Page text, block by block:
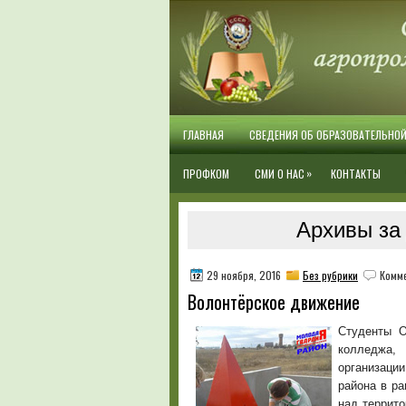
ГЛАВНАЯ СВЕДЕНИЯ ОБ
ПРОФКОМ СМИ О НАС » КОНТАКТЫ
Архивы за
29 ноября, 2016 Без рубрики
Волонтёрское движение
Студенты
колледжа,
района в